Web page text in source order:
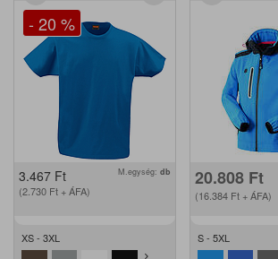
- 20 %
3.467 Ft
(2.730 Ft + ÁFA)
M.egység: db
XS - 3XL
20.808 Ft
(16.384 Ft + ÁFA)
S - 5XL